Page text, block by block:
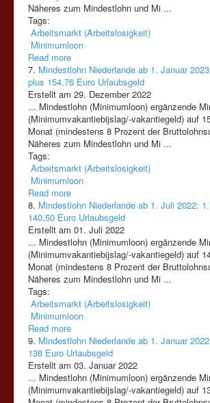
Näheres zum Mindestlohn und Mi ...
Tags:
Arbeitsmarkt (Arbeitslosigkeit)
Minimumloon
Read more
7. Mindestlohn Niederlande ab 1. Januar
plus 154,76 Euro Urlaubsgeld
Erstellt am 29. Dezember 2022
... Mindestlohn (Minimumloon) ergänzende
(Minimumvakantiebijslag/-vakantiegeld) auf
Monat (mindestens 8 Prozent der
Näheres zum Mindestlohn und Mi ...
Tags:
Arbeitsmarkt (Arbeitslosigkeit)
Minimumloon
Read more
8. Mindestlohn Niederlande ab 1. Juli 2022:
140,50 Euro Urlaubsgeld
Erstellt am 01. Juli 2022
... Mindestlohn (Minimumloon) ergänzende
(Minimumvakantiebijslag/-vakantiegeld) auf
Monat (mindestens 8 Prozent der
Näheres zum Mindestlohn und Mi ...
Tags:
Arbeitsmarkt (Arbeitslosigkeit)
Minimumloon
Read more
9. Mindestlohn Niederlande ab 1. Januar
138 Euro Urlaubsgeld
Erstellt am 03. Januar 2022
... Mindestlohn (Minimumloon) ergänzende
(Minimumvakantiebijslag/-vakantiegeld) auf